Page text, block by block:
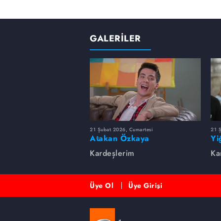
GALERİLER
21 Şubat 2026, Cumartesi
Atakan Özkaya
Kardeşlerim
21
Üye Ol Üye Girişi